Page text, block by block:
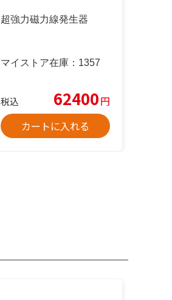
超強力磁力線発生器
マイストア在庫： 1357
税込 62400円
カートに入れる